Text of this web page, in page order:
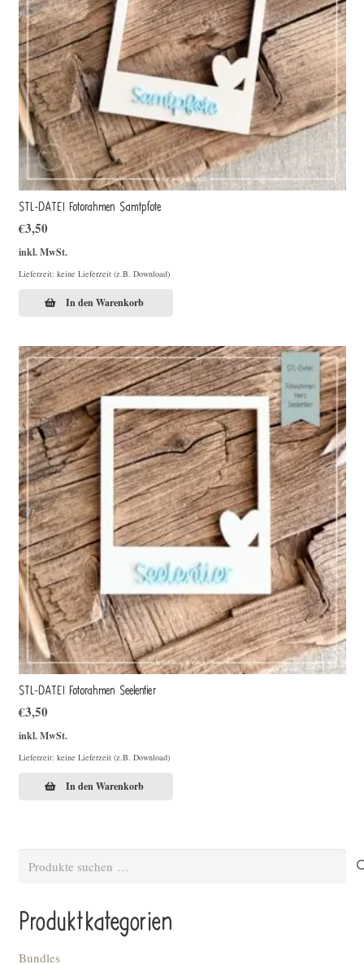
STL-DATEI Fotorahmen Samtpfote
€3,50
inkl. MwSt.
Lieferzeit: keine Lieferzeit (z.B. Download)
In den Warenkorb
STL-DATEI Fotorahmen Seelentier
€3,50
inkl. MwSt.
Lieferzeit: keine Lieferzeit (z.B. Download)
In den Warenkorb
Suchen
Produktkategorien
Bundles